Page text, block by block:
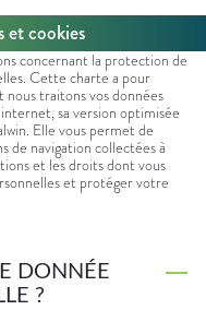
et cookies
concernant la protection de
Cette charte a pour
traitons vos données
sa version optimisée
Elle vous permet de
de navigation collectées à
et les droits dont vous
et protéger votre
DONNÉE
?